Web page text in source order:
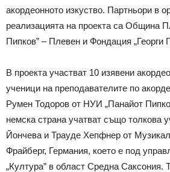
акордеонното изкуство. Партньори в
реализацията на проекта са Община
Пипков” – Плевен и Фондация „Георги
В проекта участват 10 изявени
ученици на преподавателите по
Румен Тодоров от НУИ „Панайот
немска страна учатват също толкова
Йончева и Трауде Хепфнер от
Фрайберг, Германия, което е под
„Култура” в област Средна Саксония.